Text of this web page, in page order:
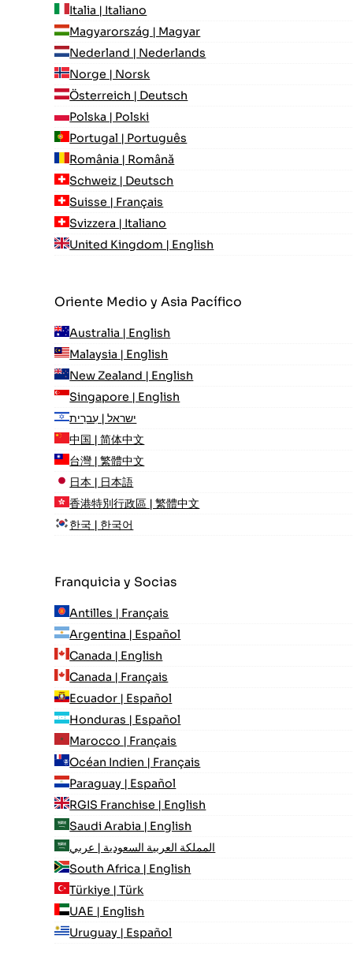
Italia | Italiano
Magyarország | Magyar
Nederland | Nederlands
Norge | Norsk
Österreich | Deutsch
Polska | Polski
Portugal | Português
România | Română
Schweiz | Deutsch
Suisse | Français
Svizzera | Italiano
United Kingdom | English
Oriente Medio y Asia Pacífico
Australia | English
Malaysia | English
New Zealand | English
Singapore | English
ישראל | עִברִית
中国 | 简体中文
台灣 | 繁體中文
日本 | 日本語
香港特別行政區 | 繁體中文
한국 | 한국어
Franquicia y Socias
Antilles | Français
Argentina | Español
Canada | English
Canada | Français
Ecuador | Español
Honduras | Español
Marocco | Français
Océan Indien | Français
Paraguay | Español
RGIS Franchise | English
Saudi Arabia | English
المملكة العربية السعودية | عربي
South Africa | English
Türkiye | Türk
UAE | English
Uruguay | Español